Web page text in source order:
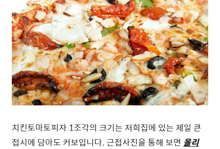
치킨토마토피자 1조각의 크기는 저희집에 있는 제일 큰
접시에 담아도 커보입니다. 근접사진을 통해 보면 올리